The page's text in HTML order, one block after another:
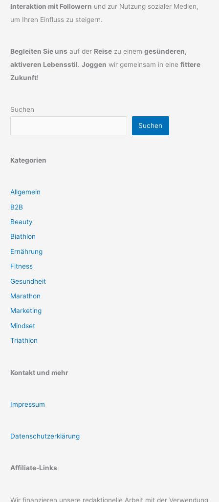
Interaktion mit Followern und zur Nutzung sozialer Medien,
um Ihren Einfluss zu steigern.
Begleiten Sie uns auf der Reise zu einemgesünderen,
aktiveren Lebensstil.Joggen wir gemeinsam in einefittere
Zukunft!
Suchen
Suchen
Kategorien
Allgemein
B2B
Beauty
Biathlon
Ernährung
Fitness
Gesundheit
Marathon
Marketing
Mindset
Triathlon
Kontakt und mehr
Impressum
Datenschutzerklärung
Affiliate-Links
Wir finanzieren unsere redaktionelle Arbeit mit der Verwendung